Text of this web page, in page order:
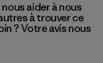
aider à nous
à trouver ce
? Votre avis nous